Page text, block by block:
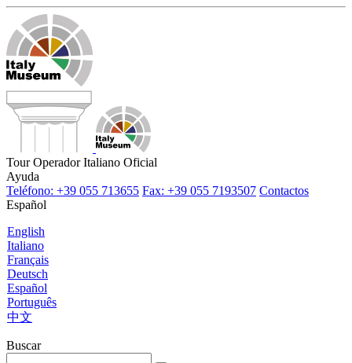
Tour Operador Italiano Oficial
Ayuda
Teléfono: +39 055 713655 Fax: +39 055 7193507 Contactos
Español
English
Italiano
Français
Deutsch
Español
Português
中文
Buscar